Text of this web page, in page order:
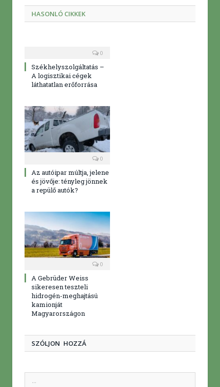
HASONLÓ CIKKEK
0
Székhelyszolgáltatás –
A logisztikai cégek
láthatatlan erőforrása
0
Az autóipar múltja, jelene
és jövője: tényleg jönnek
a repülő autók?
0
A Gebrüder Weiss
sikeresen teszteli
hidrogén-meghajtású
kamionját
Magyarországon
SZÓLJON HOZZÁ